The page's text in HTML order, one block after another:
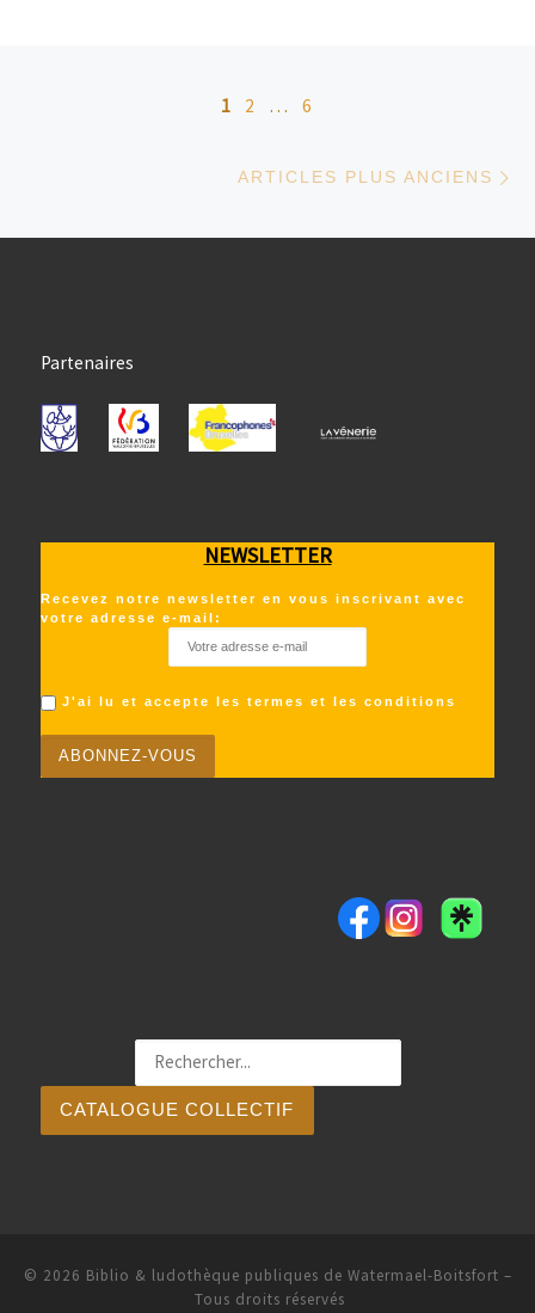
1 2 … 6
ARTICLES PLUS ANCIENS
Partenaires
NEWSLETTER
Recevez notre newsletter en vous inscrivant avec
votre adresse e-mail:
J'ai lu et accepte les termes et les conditions
CATALOGUE COLLECTIF
© 2026 Biblio & ludothèque publiques de Watermael-Boitsfort –
Tous droits réservés